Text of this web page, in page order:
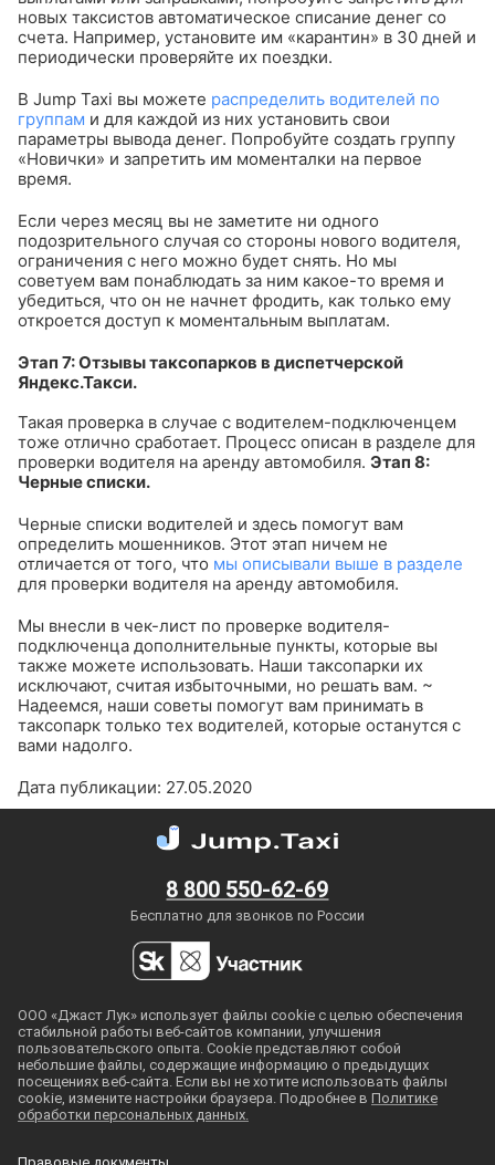
новых таксистов автоматическое списание денег со
счета. Например, установите им «карантин» в 30 дней и
периодически проверяйте их поездки.
В Jump Taxi вы можете распределить водителей по
группам и для каждой из них установить свои
параметры вывода денег. Попробуйте создать группу
«Новички» и запретить им моменталки на первое
время.
Если через месяц вы не заметите ни одного
подозрительного случая со стороны нового водителя,
ограничения с него можно будет снять. Но мы
советуем вам понаблюдать за ним какое-то время и
убедиться, что он не начнет фродить, как только ему
откроется доступ к моментальным выплатам.
Этап 7: Отзывы таксопарков в диспетчерской
Яндекс.Такси.
Такая проверка в случае с водителем-подключенцем
тоже отлично сработает. Процесс описан в разделе для
проверки водителя на аренду автомобиля. Этап 8:
Черные списки.
Черные списки водителей и здесь помогут вам
определить мошенников. Этот этап ничем не
отличается от того, что мы описывали выше в разделе
для проверки водителя на аренду автомобиля.
Мы внесли в чек-лист по проверке водителя-
подключенца дополнительные пункты, которые вы
также можете использовать. Наши таксопарки их
исключают, считая избыточными, но решать вам. ~
Надеемся, наши советы помогут вам принимать в
таксопарк только тех водителей, которые останутся с
вами надолго.
Дата публикации: 27.05.2020
8 800 550-62-69
Бесплатно для звонков по России
ООО «Джаст Лук» использует файлы cookie с целью обеспечения
стабильной работы веб-сайтов компании, улучшения
пользовательского опыта. Cookie представляют собой
небольшие файлы, содержащие информацию о предыдущих
посещениях веб-сайта . Если вы не хотите использовать файлы
cookie, измените настройки браузера. Подробнее в Политике
обработки персональных данных.